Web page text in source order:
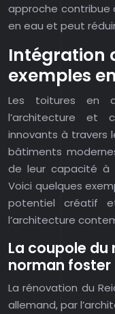
approche contribue
en eau et peut
Intégration
exemples
Les toitures en
l’architecture et
innovants à travers
bâtiments
de leur capacité à
Voici quelques
potentiel créatif
l’architecture
La coupole
norman foster
La rénovation du
allemand, par